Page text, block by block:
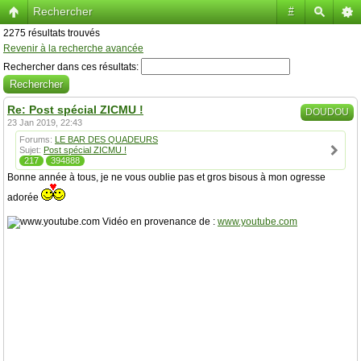
#
Rechercher
2275 résultats trouvés
Revenir à la recherche avancée
Rechercher dans ces résultats:
DOUDOU
Re: Post spécial ZICMU !
23 Jan 2019, 22:43
Forums: LE BAR DES QUADEURS
Sujet: Post spécial ZICMU !
217
394888
Bonne année à tous, je ne vous oublie pas et gros bisous à mon ogresse
adorée
Vidéo en provenance de : www.youtube.com